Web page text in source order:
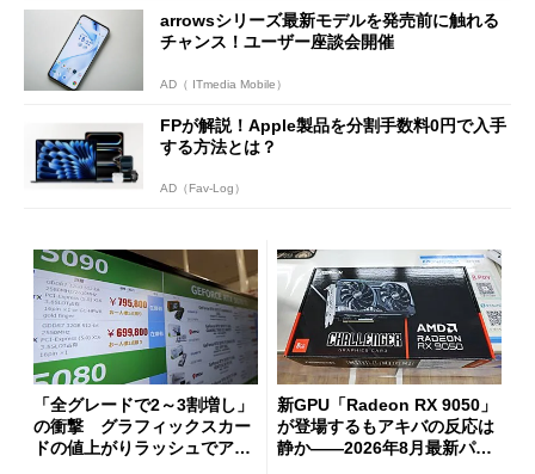
arrowsシリーズ最新モデルを発売前に触れる
チャンス！ユーザー座談会開催
AD（ ITmedia Mobile）
FPが解説！Apple製品を分割手数料0円で入手
する方法とは？
AD（Fav-Log）
「全グレードで2～3割増し」
の衝撃 グラフィックスカー
ドの値上がりラッシュでアキ
新GPU「Radeon RX 9050」
が登場するもアキバの反応は
静か――2026年8月最新パー